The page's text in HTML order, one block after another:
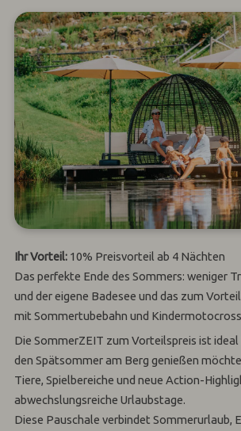
Ihr Vorteil: 10% Preisvorteil ab 4 Nächten
Das perfekte Ende des Sommers: weniger
und der eigene Badesee und das zum
mit Sommertubebahn und
Die SommerZEIT zum Vorteilspreis ist ideal
den Spätsommer am Berg genießen
Tiere, Spielbereiche und neue Action-
abwechslungsreiche Urlaubstage.
Diese Pauschale verbindet Sommerurlaub,